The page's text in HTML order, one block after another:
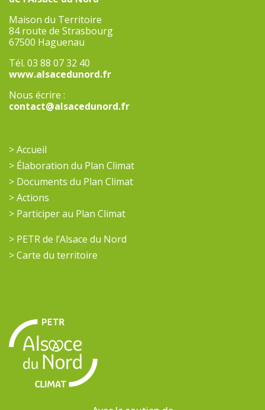
Maison du Territoire
84 route de Strasbourg
67500 Haguenau
Tél. 03 88 07 32 40
www.alsacedunord.fr
Nous écrire :
contact@alsacedunord.fr
> Accueil
> Élaboration du Plan Climat
> Documents du Plan Climat
> Actions
> Participer au Plan Climat
> PETR de l’Alsace du Nord
> Carte du territoire